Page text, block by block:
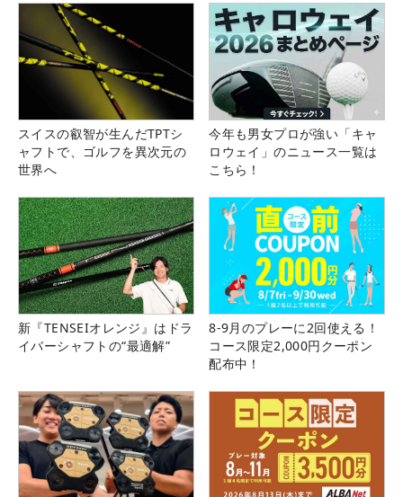
スイスの叡智が生んだTPTシ
ャフトで、ゴルフを異次元の
世界へ
今年も男女プロが強い「キャ
ロウェイ」のニュース一覧は
こちら！
新『TENSEIオレンジ』はドラ
イバーシャフトの“最適解”
8-9月のプレーに2回使える！
コース限定2,000円クーポン
配布中！